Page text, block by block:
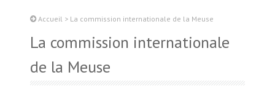
Accueil > La commission internationale de la Meuse
La commission internationale
de la Meuse